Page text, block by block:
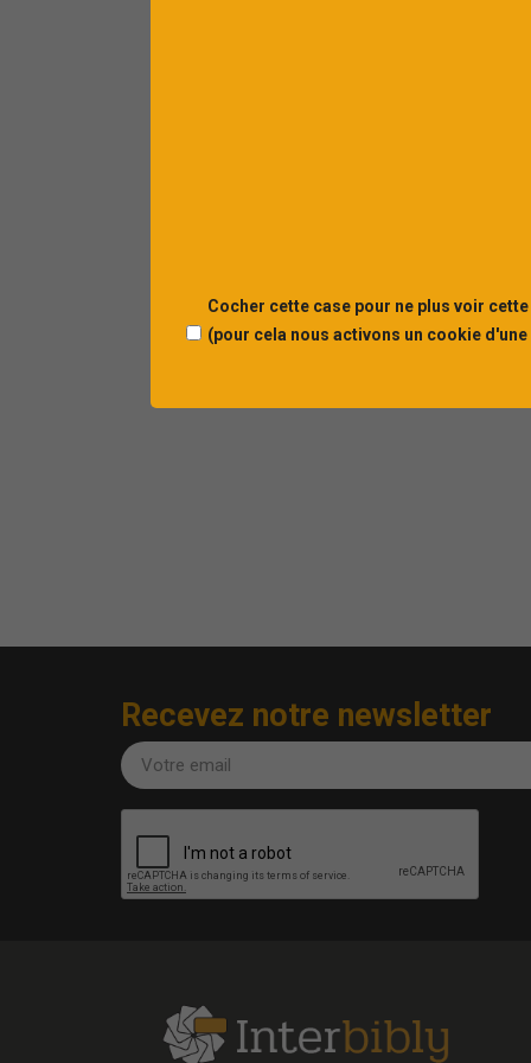
Recevez notre newsletter
Cocher cette case pour ne plus voir
(pour cela nous activons un cookie